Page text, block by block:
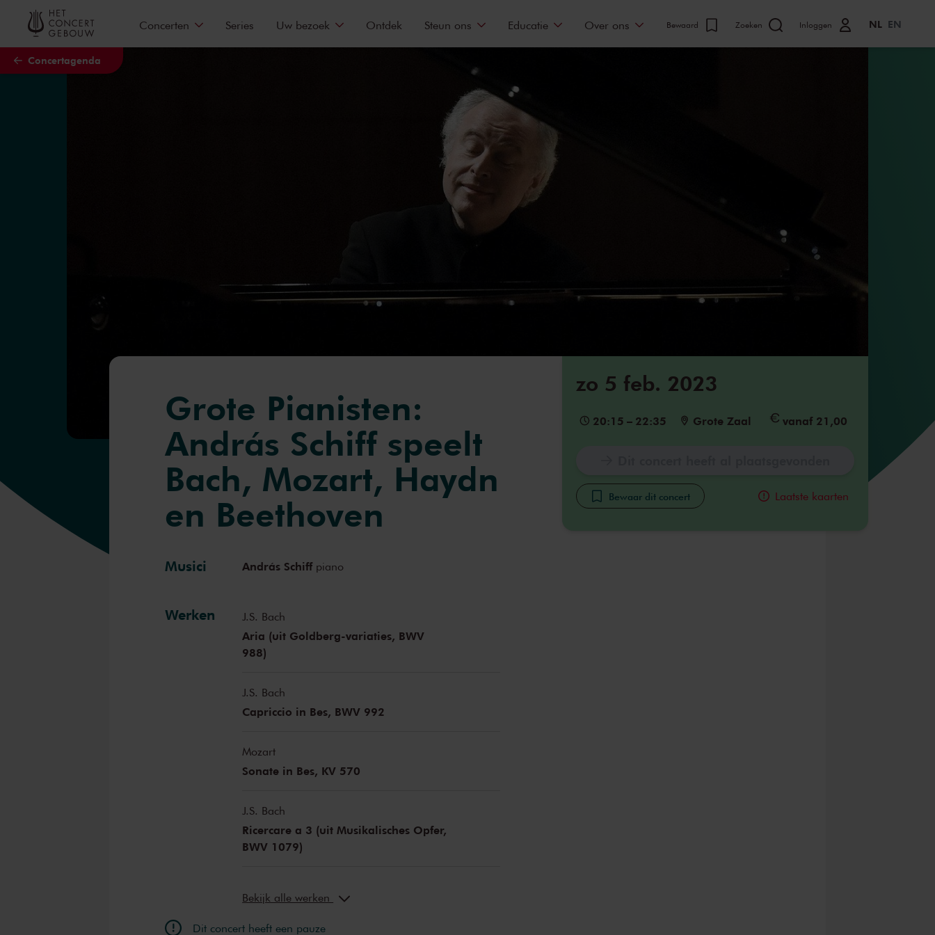
Naar hoofdcontent
Concertagenda
Concerten Series Uw bezoek Ontdek Steun ons Educatie Over ons Bewaard Zoeken Inloggen NL EN
zo 5 feb. 2023
20:15 – 22:35 Grote Zaal vanaf 21,00
Bewaar dit concert Laatste kaarten
Grote Pianisten:
András Schiff speelt
Bach, Mozart, Haydn
en Beethoven
Musici András Schiffpiano
Werken J.S. Bach
Aria (uit Goldberg-variaties, BWV
988)
J.S. Bach
Capriccio in Bes, BWV 992
Mozart
Sonate in Bes, KV 570
J.S. Bach
Ricercare a 3 (uit Musikalisches Opfer,
BWV 1079)
Bekijk alle werken
Dit concert heeft een pauze